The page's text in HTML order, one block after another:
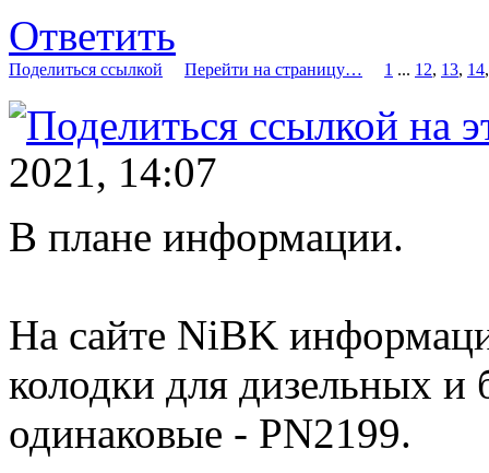
Ответить
Поделиться ссылкой Перейти на страницу… 1 ... 12, 13, 14
2021, 14:07
В плане информации.
На сайте NiBK
колодки для дизельных и
одинаковые - PN2199.